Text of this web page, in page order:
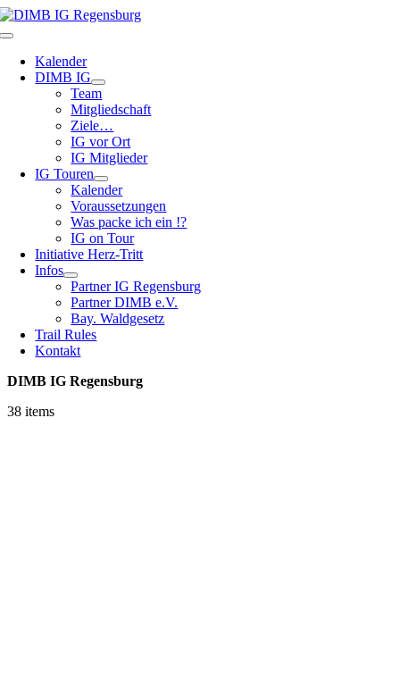
Zum
Inhalt
Toggle
NavigationKalender
DIMB IG
Team
Mitgliedschaft
Ziele…
IG vor Ort
IG Mitglieder
IG Touren
Kalender
Voraussetzungen
Was packe ich ein !?
IG on Tour
Initiative Herz-Tritt
Infos
Partner IG Regensburg
Partner DIMB e.V.
Bay. Waldgesetz
Trail Rules
Kontakt
DIMB IG Regensburg
38 items